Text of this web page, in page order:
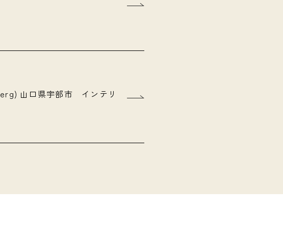
山口県宇部市 インテリ